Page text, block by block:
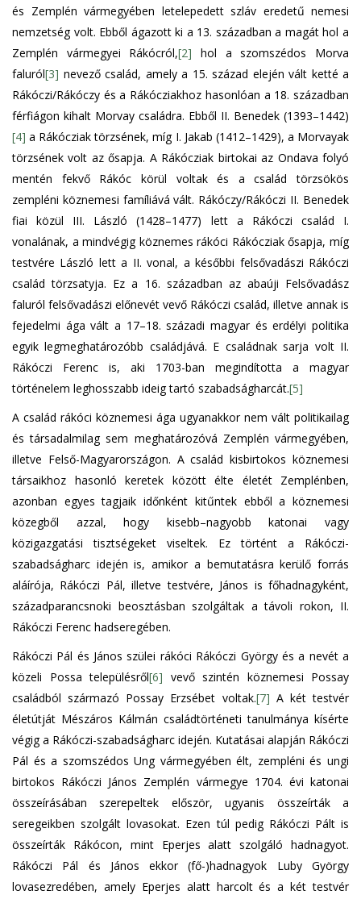
és Zemplén vármegyében letelepedett szláv eredetű nemesi
nemzetség volt. Ebből ágazott ki a 13. században a magát hol a
Zemplén vármegyei Rákócról,[2] hol a szomszédos Morva
faluról[3] nevező család, amely a 15. század elején vált ketté a
Rákóczi/Rákóczy és a Rákócziakhoz hasonlóan a 18. században
férfiágon kihalt Morvay családra. Ebből II. Benedek (1393–1442)
[4] a Rákócziak törzsének, míg I. Jakab (1412–1429), a Morvayak
törzsének volt az ősapja. A Rákócziak birtokai az Ondava folyó
mentén fekvő Rákóc körül voltak és a család törzsökös
zempléni köznemesi famíliává vált. Rákóczy/Rákóczi II. Benedek
fiai közül III. László (1428–1477) lett a Rákóczi család I.
vonalának, a mindvégig köznemes rákóci Rákócziak ősapja, míg
testvére László lett a II. vonal, a későbbi felsővadászi Rákóczi
család törzsatyja. Ez a 16. században az abaúji Felsővadász
faluról felsővadászi előnevét vevő Rákóczi család, illetve annak is
fejedelmi ága vált a 17–18. századi magyar és erdélyi politika
egyik legmeghatározóbb családjává. E családnak sarja volt II.
Rákóczi Ferenc is, aki 1703-ban megindította a magyar
történelem leghosszabb ideig tartó szabadságharcát.[5]
A család rákóci köznemesi ága ugyanakkor nem vált politikailag
és társadalmilag sem meghatározóvá Zemplén vármegyében,
illetve Felső-Magyarországon. A család kisbirtokos köznemesi
társaikhoz hasonló keretek között élte életét Zemplénben,
azonban egyes tagjaik időnként kitűntek ebből a köznemesi
közegből azzal, hogy kisebb–nagyobb katonai vagy
közigazgatási tisztségeket viseltek. Ez történt a Rákóczi-
szabadságharc idején is, amikor a bemutatásra kerülő forrás
aláírója, Rákóczi Pál, illetve testvére, János is főhadnagyként,
századparancsnoki beosztásban szolgáltak a távoli rokon, II.
Rákóczi Ferenc hadseregében.
Rákóczi Pál és János szülei rákóci Rákóczi György és a nevét a
közeli Possa településről[6] vevő szintén köznemesi Possay
családból származó Possay Erzsébet voltak.[7] A két testvér
életútját Mészáros Kálmán családtörténeti tanulmánya kísérte
végig a Rákóczi-szabadságharc idején. Kutatásai alapján Rákóczi
Pál és a szomszédos Ung vármegyében élt, zempléni és ungi
birtokos Rákóczi János Zemplén vármegye 1704. évi katonai
összeírásában szerepeltek először, ugyanis összeírták a
seregeikben szolgált lovasokat. Ezen túl pedig Rákóczi Pált is
összeírták Rákócon, mint Eperjes alatt szolgáló hadnagyot.
Rákóczi Pál és János ekkor (fő-)hadnagyok Luby György
lovasezredében, amely Eperjes alatt harcolt és a két testvér